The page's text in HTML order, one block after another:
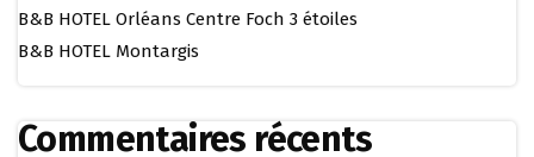
B&B HOTEL Orléans Centre Foch 3 étoiles
B&B HOTEL Montargis
Commentaires récents